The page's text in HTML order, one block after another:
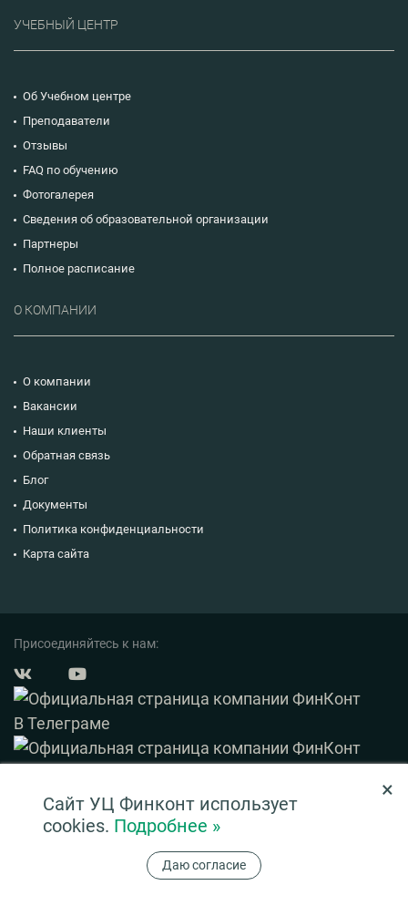
УЧЕБНЫЙ ЦЕНТР
Об Учебном центре
Преподаватели
Отзывы
FAQ по обучению
Фотогалерея
Сведения об образовательной организации
Партнеры
Полное расписание
О КОМПАНИИ
О компании
Вакансии
Наши клиенты
Обратная связь
Блог
Документы
Политика конфиденциальности
Карта сайта
Присоединяйтесь к нам:
Нашли ошибку? Выделите ее и нажмите Ctrl+Enter
Информация на сайте ни при каких условиях не является публичной офертой,
определяемой положениями ч. 2 ст. 437 ГК РФ
×
Сайт УЦ Финконт использует
cookies. Подробнее »
Даю согласие